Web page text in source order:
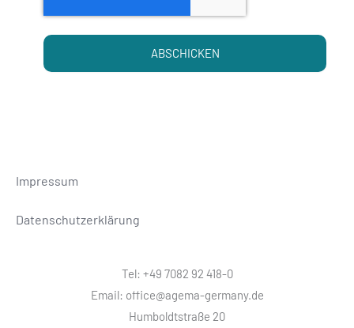
ABSCHICKEN
Impressum
Datenschutzerklärung
Tel: +49 7082 92 418-0
Email: office@agema-germany.de
Humboldtstraße 20